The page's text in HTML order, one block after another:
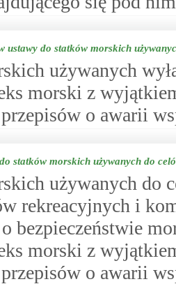
ustawy do statków morskich
używanych
morski z
o awarii
statków morskich używanych do
używanych do
rekreacyjnych i
bezpieczeństwie
morski z
o awarii